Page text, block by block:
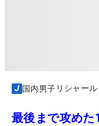
国内男子 リシャー
最後まで攻めた